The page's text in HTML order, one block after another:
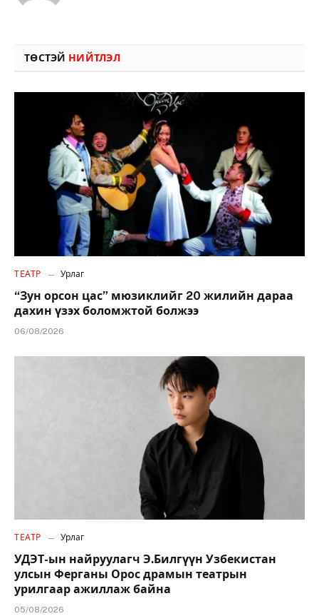
ТӨСТЭЙ НИЙТЛЭЛ
ТЕАТР Урлаг
“Зун орсон цас” мюзиклийг 20 жилийн дараа
дахин үзэх боломжтой болжээ
06/08/2026
ТЕАТР Урлаг
УДЭТ-ын найруулагч Э.Билгүүн Узбекистан
улсын Ферганы Орос драмын театрын
урилгаар ажиллаж байна
05/08/2026